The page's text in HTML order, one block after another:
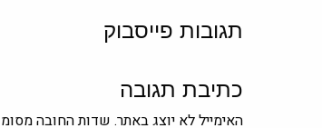
תגובות פייסבוק
כתיבת תגובה
האימייל לא יוצג באתר. שדות החובה